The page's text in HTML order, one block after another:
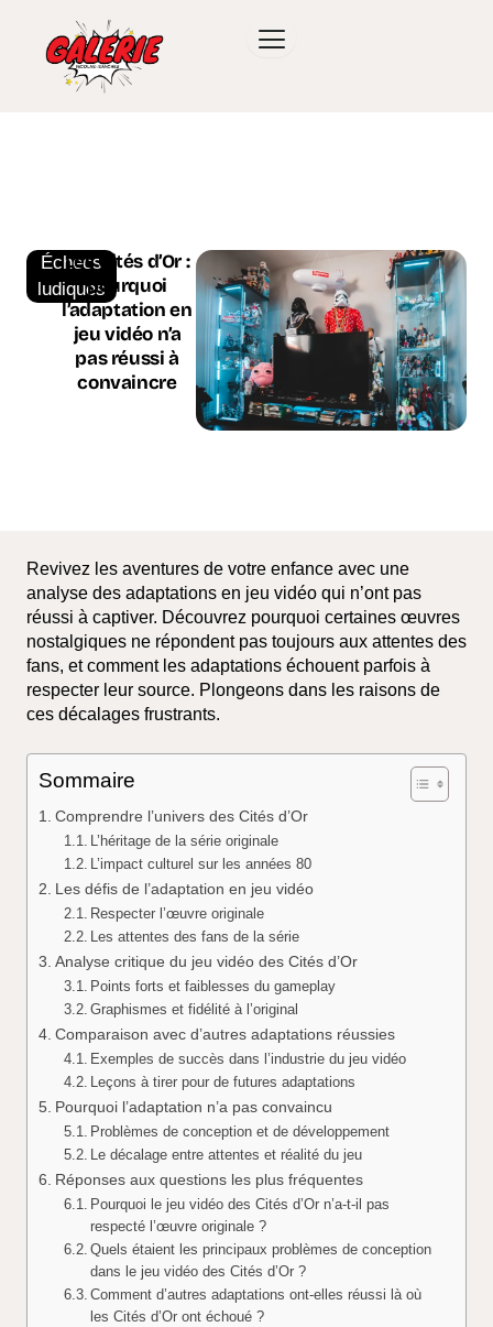
Échecs
ludiques
Les Cités d’Or :
pourquoi
l’adaptation en
jeu vidéo n’a
pas réussi à
convaincre
Revivez les aventures de votre enfance avec une
analyse des adaptations en jeu vidéo qui n’ont pas
réussi à captiver. Découvrez pourquoi certaines œuvres
nostalgiques ne répondent pas toujours aux attentes des
fans, et comment les adaptations échouent parfois à
respecter leur source. Plongeons dans les raisons de
ces décalages frustrants.
Sommaire
Comprendre l’univers des Cités d’Or
L’héritage de la série originale
L’impact culturel sur les années 80
Les défis de l’adaptation en jeu vidéo
Respecter l’œuvre originale
Les attentes des fans de la série
Analyse critique du jeu vidéo des Cités d’Or
Points forts et faiblesses du gameplay
Graphismes et fidélité à l’original
Comparaison avec d’autres adaptations réussies
Exemples de succès dans l’industrie du jeu vidéo
Leçons à tirer pour de futures adaptations
Pourquoi l’adaptation n’a pas convaincu
Problèmes de conception et de développement
Le décalage entre attentes et réalité du jeu
Réponses aux questions les plus fréquentes
Pourquoi le jeu vidéo des Cités d’Or n’a-t-il pas
respecté l’œuvre originale ?
Quels étaient les principaux problèmes de conception
dans le jeu vidéo des Cités d’Or ?
Comment d’autres adaptations ont-elles réussi là où
les Cités d’Or ont échoué ?